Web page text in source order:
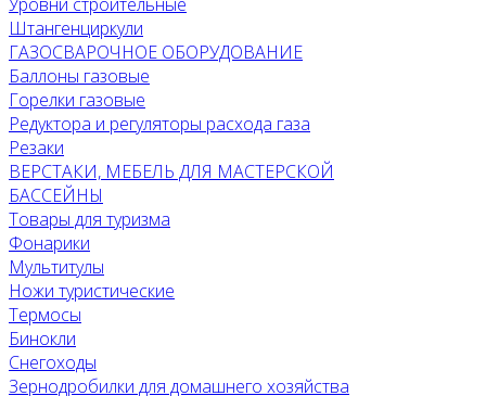
Уровни строительные
Штангенциркули
ГАЗОСВАРОЧНОЕ ОБОРУДОВАНИЕ
Баллоны газовые
Горелки газовые
Редуктора и регуляторы расхода газа
Резаки
ВЕРСТАКИ, МЕБЕЛЬ ДЛЯ МАСТЕРСКОЙ
БАССЕЙНЫ
Товары для туризма
Фонарики
Мультитулы
Ножи туристические
Термосы
Бинокли
Снегоходы
Зернодробилки для домашнего хозяйства